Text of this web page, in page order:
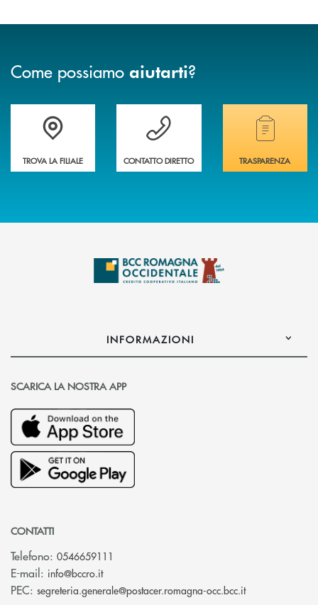
Come possiamo aiutarti?
Accedi all' elenco completo delle filiali della banca.
TROVA LA FILIALE
Hai bisogno di assistenza immediata?
CONTATTO DIRETTO
Hai bisogno di
TRASPARENZA
INFORMAZIONI
SCARICA LA NOSTRA APP
CONTATTI
Telefono: 0546659111
E-mail: info@bccro.it(si apre l’app di posta elettronica)
PEC: segreteria.generale@postacer.romagna-occ.bcc.it(si apre l’app